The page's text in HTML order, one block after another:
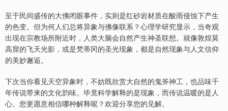
至于民间盛传的大佛闭眼事件，实则是红砂岩材质在酸雨侵蚀下产生
的色变。但为何人们总将异象与佛像联系？心理学研究显示，当奇观
出现在宗教场所附近时，人类大脑会自然产生神圣联想。就像敦煌莫
高窟的飞天光影，或是梵蒂冈的圣光现象，都是自然现象与人文信仰
的美妙邂逅。
下次当你看见天空异象时，不妨既欣赏大自然的鬼斧神工，也品味千
年传说带来的文化韵味。毕竟科学解释的是现象，而传说温暖的是人
心。您更愿意相信哪种解释呢？欢迎分享您的见解。